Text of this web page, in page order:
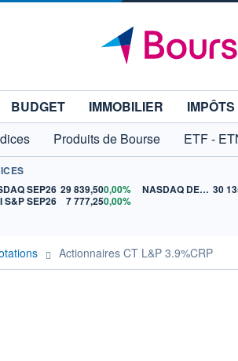
BUDGET IMMOBILIER IMPÔTS
Produits de Bourse ETF -
SEP26 29 839,500,00%
S&P SEP26
7 777,250,00%
NASDAQ DEC26
Actionnaires CT L&P 3.9%CRP